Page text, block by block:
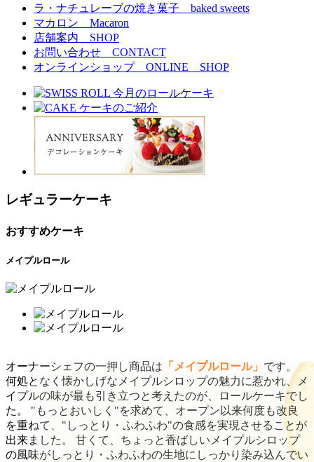
ラ・ナチュレーブの焼き菓子 baked sweets
マカロン Macaron
店舗案内 SHOP
お問い合わせ CONTACT
オンラインショップ ONLINE SHOP
レギュラーケーキ
おすすめケーキ
メイプルロール
オーナーシェフの一押し商品は 「メイプルロール」 です。
何処となく懐かしげなメイプルシロップの魅力に惹かれ、メ
イプルの味が最も引き立つと考えたのが、ロールケーキでし
た。 "もっとおいしく"を求めて、オープン以来何度も改良
を重ねて、"しっとり・ふわふわ"の食感を実現させることが
出来ました。 甘くて、ちょっと香ばしいメイプルシロップ
の風味がしっとり・ふわふわの生地にしっかり染み込んでい